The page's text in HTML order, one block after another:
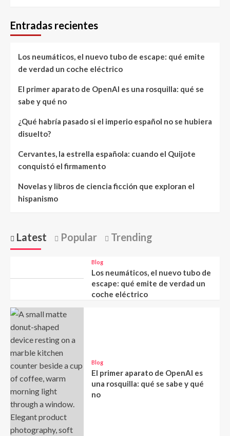
Entradas recientes
Los neumáticos, el nuevo tubo de escape: qué emite
de verdad un coche eléctrico
El primer aparato de OpenAI es una rosquilla: qué se
sabe y qué no
¿Qué habría pasado si el imperio español no se hubiera
disuelto?
Cervantes, la estrella española: cuando el Quijote
conquistó el firmamento
Novelas y libros de ciencia ficción que exploran el
hispanismo
Latest Popular Trending
Blog
Los neumáticos, el nuevo tubo de
escape: qué emite de verdad un
coche eléctrico
Blog
El primer aparato de OpenAI es
una rosquilla: qué se sabe y qué
no